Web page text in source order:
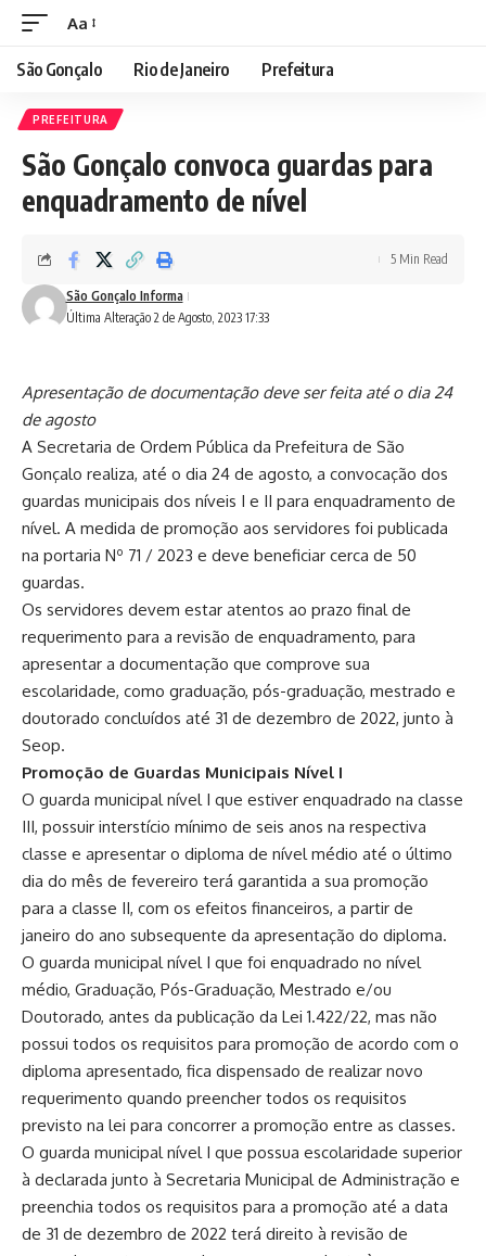
Aa
São Gonçalo Rio de Janeiro Prefeitura
PREFEITURA
São Gonçalo convoca guardas para
enquadramento de nível
Última Alteração 2 de Agosto, 2023 17:33
São Gonçalo Informa
5 Min Read
Apresentação de documentação deve ser feita até o dia 24
de agosto
A Secretaria de Ordem Pública da Prefeitura de São
Gonçalo realiza, até o dia 24 de agosto, a convocação dos
guardas municipais dos níveis I e II para enquadramento de
nível. A medida de promoção aos servidores foi publicada
na portaria Nº 71 / 2023 e deve beneficiar cerca de 50
guardas.
Os servidores devem estar atentos ao prazo final de
requerimento para a revisão de enquadramento, para
apresentar a documentação que comprove sua
escolaridade, como graduação, pós-graduação, mestrado e
doutorado concluídos até 31 de dezembro de 2022, junto à
Seop.
Promoção de Guardas Municipais Nível I
O guarda municipal nível I que estiver enquadrado na classe
III, possuir interstício mínimo de seis anos na respectiva
classe e apresentar o diploma de nível médio até o último
dia do mês de fevereiro terá garantida a sua promoção
para a classe II, com os efeitos financeiros, a partir de
janeiro do ano subsequente da apresentação do diploma.
O guarda municipal nível I que foi enquadrado no nível
médio, Graduação, Pós-Graduação, Mestrado e/ou
Doutorado, antes da publicação da Lei 1.422/22, mas não
possui todos os requisitos para promoção de acordo com o
diploma apresentado, fica dispensado de realizar novo
requerimento quando preencher todos os requisitos
previsto na lei para concorrer a promoção entre as classes.
O guarda municipal nível I que possua escolaridade superior
à declarada junto à Secretaria Municipal de Administração e
preenchia todos os requisitos para a promoção até a data
de 31 de dezembro de 2022 terá direito à revisão de